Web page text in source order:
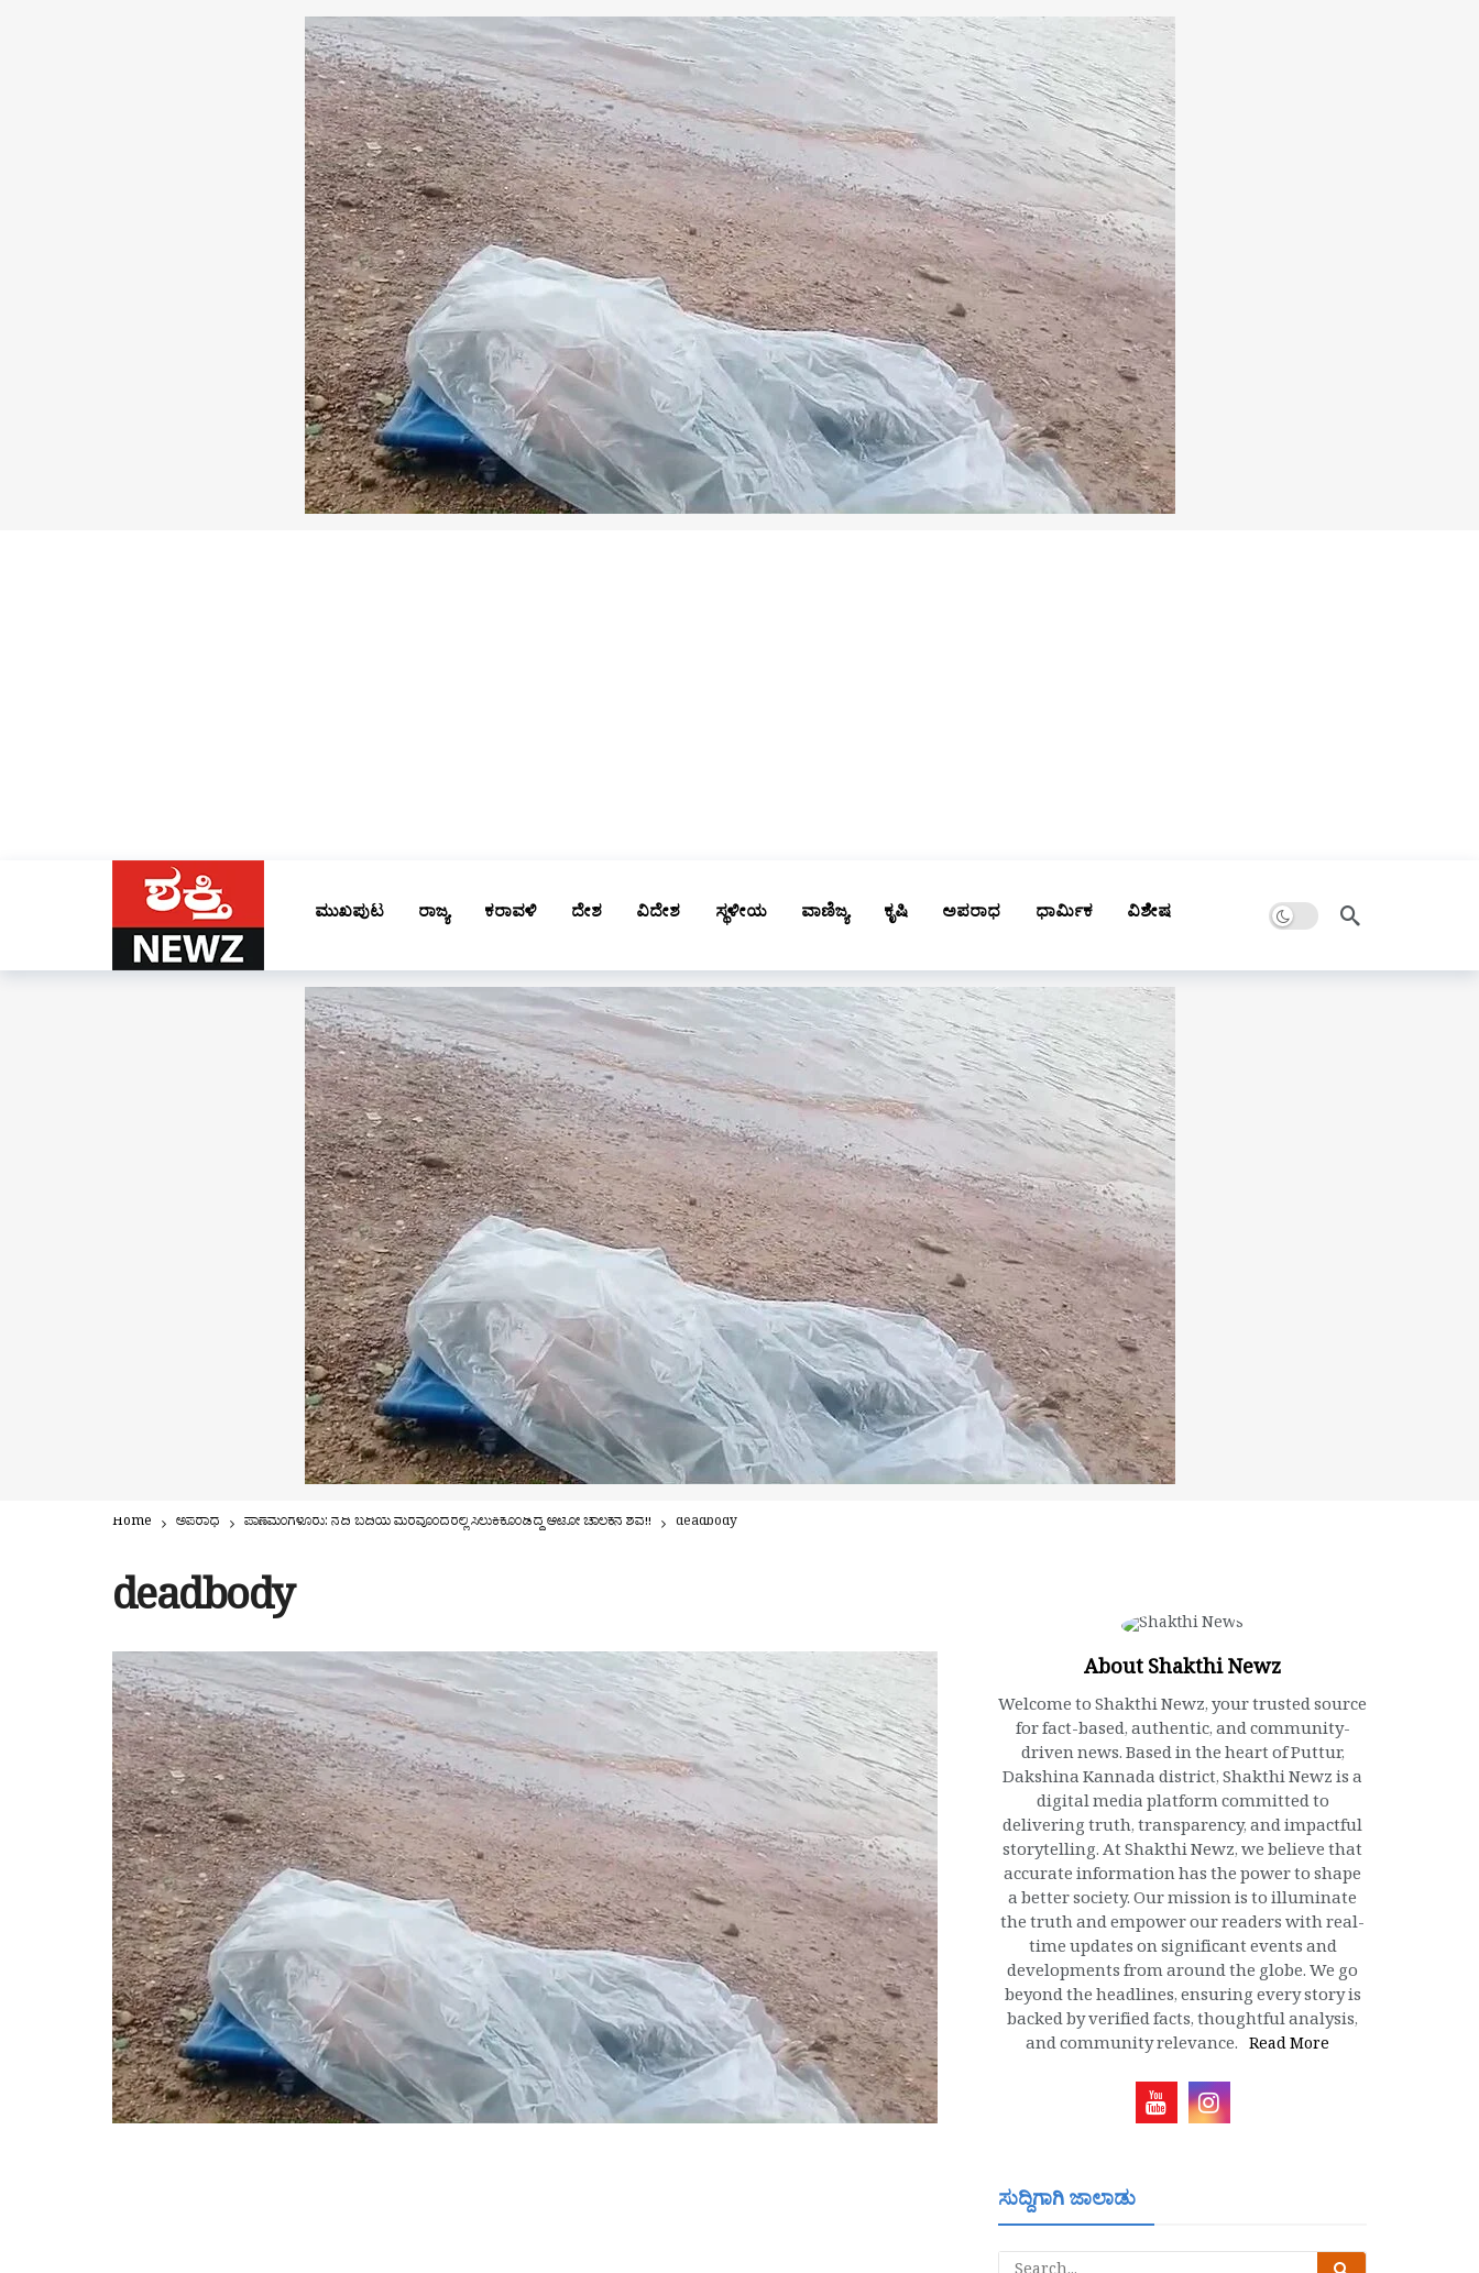
ಮುಖಪುಟ ರಾಜ್ಯ ಕರಾವಳಿ ದೇಶ ವಿದೇಶ ಸ್ಥಳೀಯ ವಾಣಿಜ್ಯ ಕೃಷಿ ಅಪರಾಧ ಧಾರ್ಮಿಕ ವಿಶೇಷ Dark mode
Home ಅಪರಾಧ ಪಾಣೆಮಂಗಳೂರು: ನದಿ ಬದಿಯ ಮರವೊಂದರಲ್ಲಿ ಸಿಲುಕಿಕೊಂಡಿದ್ದ ಆಟೋ ಚಾಲಕನ ಶವ!! deadbody
deadbody
About Shakthi Newz
Welcome to Shakthi Newz, your trusted source
for fact-based, authentic, and community-
driven news. Based in the heart of Puttur,
Dakshina Kannada district, Shakthi Newz is a
digital media platform committed to
delivering truth, transparency, and impactful
storytelling. At Shakthi Newz, we believe that
accurate information has the power to shape
a better society. Our mission is to illuminate
the truth and empower our readers with real-
time updates on significant events and
developments from around the globe. We go
beyond the headlines, ensuring every story is
backed by verified facts, thoughtful analysis,
and community relevance. Read More
ಸುದ್ದಿಗಾಗಿ ಜಾಲಾಡು